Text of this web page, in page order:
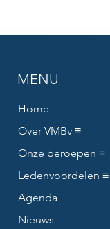
MENU
Home
Over VMBv ≡
Onze beroepen ≡
Ledenvoordelen ≡
Agenda
Nieuws